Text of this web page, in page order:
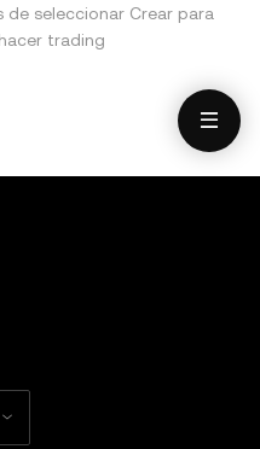
seleccionar Crear para
trading